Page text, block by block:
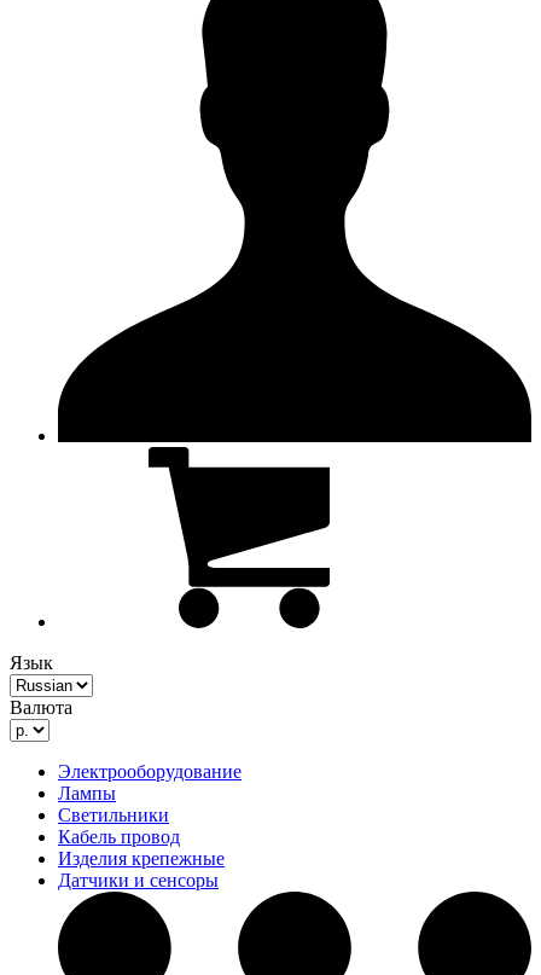
Язык
Валюта
Электрооборудование
Лампы
Светильники
Кабель провод
Изделия крепежные
Датчики и сенсоры